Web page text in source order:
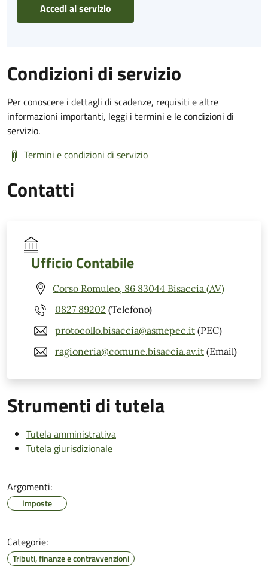
Accedi al servizio
Condizioni di servizio
Per conoscere i dettagli di scadenze, requisiti e altre
informazioni importanti, leggi i termini e le condizioni di
servizio.
Termini e condizioni di servizio
Contatti
Ufficio Contabile
Corso Romuleo, 86 83044 Bisaccia (AV)
0827 89202 (Telefono)
protocollo.bisaccia@asmepec.it (PEC)
ragioneria@comune.bisaccia.av.it (Email)
Strumenti di tutela
Tutela amministrativa
Tutela giurisdizionale
Argomenti:
Imposte
Categorie:
Tributi, finanze e contravvenzioni